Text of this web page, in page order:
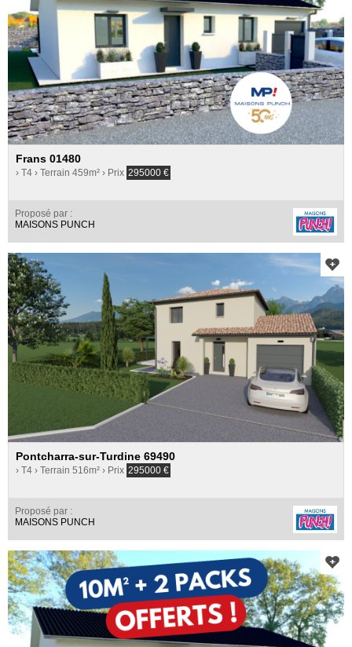
Frans 01480
› T4 › Terrain 459m² › Prix 295000 €
Proposé par :
MAISONS PUNCH
Pontcharra-sur-Turdine 69490
› T4 › Terrain 516m² › Prix 295000 €
Proposé par :
MAISONS PUNCH